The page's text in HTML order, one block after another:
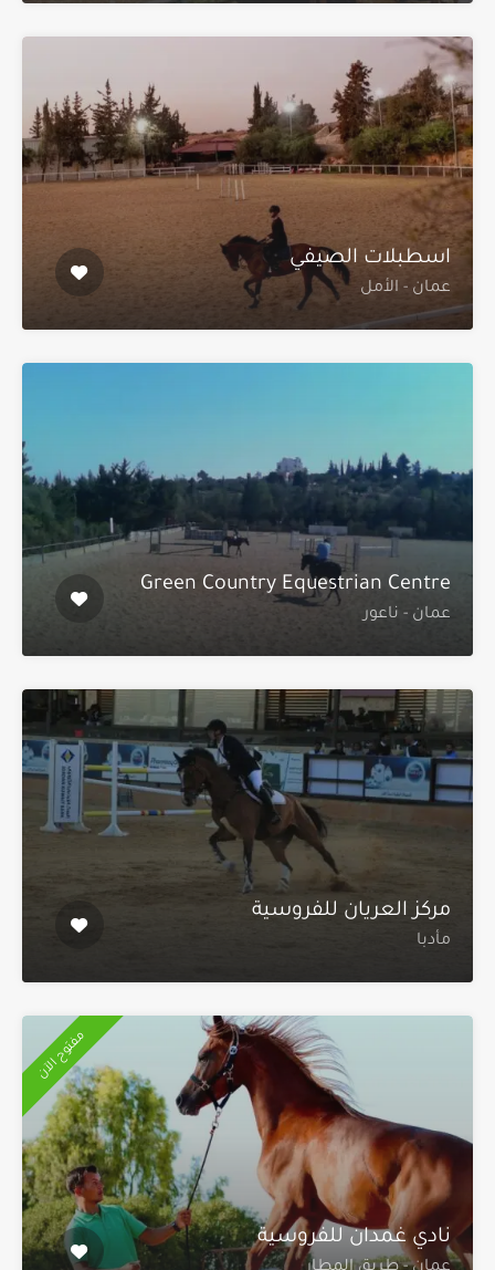
اسطبلات الصيفي
عمان - الأمل
Green Country Equestrian Centre
عمان - ناعور
مركز العريان للفروسية
مأدبا
مفتوح الآن
نادي غمدان للفروسية